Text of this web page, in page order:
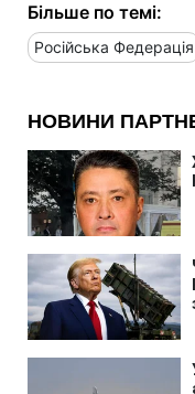
Більше по темі:
Російська Федерація